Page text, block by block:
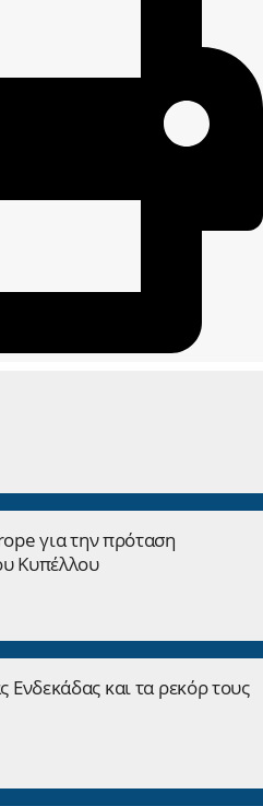
για την πρόταση
Κυπέλλου
Ενδεκάδας και τα ρεκόρ τους